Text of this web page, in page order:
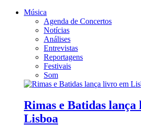
Música
Agenda de Concertos
Notícias
Análises
Entrevistas
Reportagens
Festivais
Som
Rimas e Batidas
Lisboa